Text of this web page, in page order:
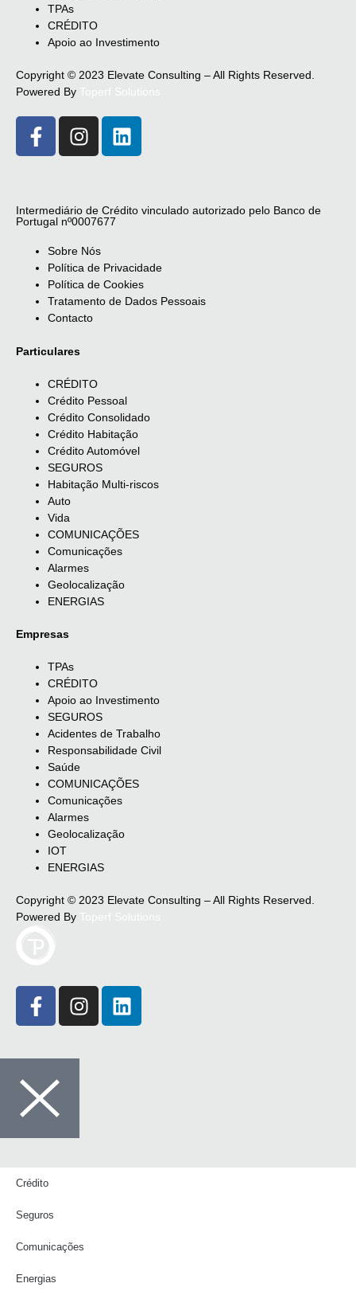
TPAs
CRÉDITO
Apoio ao Investimento
Copyright © 2023 Elevate Consulting – All Rights Reserved.
Powered By
Intermediário de Crédito vinculado autorizado pelo Banco de
Portugal nº0007677
Sobre Nós
Política de Privacidade
Política de Cookies
Tratamento de Dados Pessoais
Contacto
Particulares
CRÉDITO
Crédito Pessoal
Crédito Consolidado
Crédito Habitação
Crédito Automóvel
SEGUROS
Habitação Multi-riscos
Auto
Vida
COMUNICAÇÕES
Comunicações
Alarmes
Geolocalização
ENERGIAS
Empresas
TPAs
CRÉDITO
Apoio ao Investimento
SEGUROS
Acidentes de Trabalho
Responsabilidade Civil
Saúde
COMUNICAÇÕES
Comunicações
Alarmes
Geolocalização
IOT
ENERGIAS
Copyright © 2023 Elevate Consulting – All Rights Reserved.
Powered By
Crédito
Seguros
Comunicações
Energias